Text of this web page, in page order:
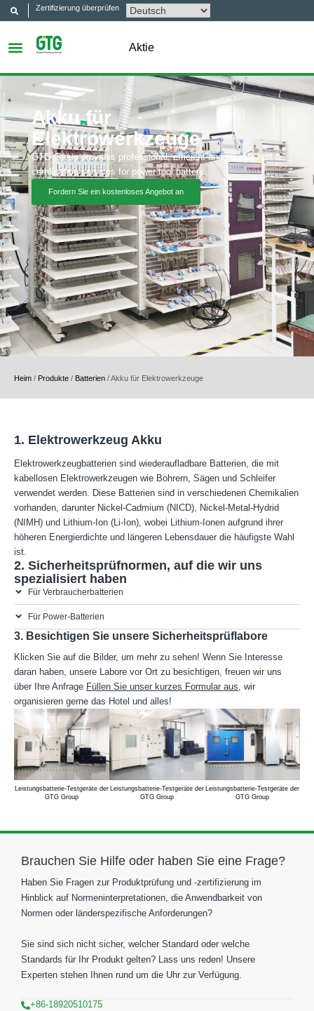
Zertifizierung überprüfen
Aktie
Akku für
Elektrowerkzeuge
GTG Group provides professional, efficient and reliable test &
certification services for power tool battery.
Fordern Sie ein kostenloses Angebot an
Heim / Produkte / Batterien /Akku für Elektrowerkzeuge
1. Elektrowerkzeug Akku
Elektrowerkzeugbatterien sind wiederaufladbare Batterien, die mit
kabellosen Elektrowerkzeugen wie Bohrern, Sägen und Schleifer
verwendet werden. Diese Batterien sind in verschiedenen Chemikalien
vorhanden, darunter Nickel-Cadmium (NICD), Nickel-Metal-Hydrid
(NIMH) und Lithium-Ion (Li-Ion), wobei Lithium-Ionen aufgrund ihrer
höheren Energierdichte und längeren Lebensdauer die häufigste Wahl
ist.
2. Sicherheitsprüfnormen, auf die wir uns
spezialisiert haben
Für Verbraucherbatterien
Für Power-Batterien
3. Besichtigen Sie unsere Sicherheitsprüflabore
Klicken Sie auf die Bilder, um mehr zu sehen! Wenn Sie Interesse
daran haben, unsere Labore vor Ort zu besichtigen, freuen wir uns
über Ihre Anfrage Füllen Sie unser kurzes Formular aus, wir
organisieren gerne das Hotel und alles!
Leistungsbatterie-Testgeräte der
GTG Group
Leistungsbatterie-Testgeräte der
GTG Group
Leistungsbatterie-Testgeräte der
GTG Group
Brauchen Sie Hilfe oder haben Sie eine Frage?
Haben Sie Fragen zur Produktprüfung und -zertifizierung im
Hinblick auf Normeninterpretationen, die Anwendbarkeit von
Normen oder länderspezifische Anforderungen?
Sie sind sich nicht sicher, welcher Standard oder welche
Standards für Ihr Produkt gelten? Lass uns reden! Unsere
Experten stehen Ihnen rund um die Uhr zur Verfügung.
+86-18920510175